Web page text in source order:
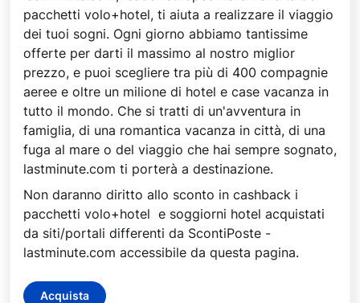
pacchetti volo+hotel, ti aiuta a realizzare il viaggio
dei tuoi sogni. Ogni giorno abbiamo tantissime
offerte per darti il massimo al nostro miglior
prezzo, e puoi scegliere tra più di 400 compagnie
aeree e oltre un milione di hotel e case vacanza in
tutto il mondo. Che si tratti di un'avventura in
famiglia, di una romantica vacanza in città, di una
fuga al mare o del viaggio che hai sempre sognato,
lastminute.com ti porterà a destinazione.
Non daranno diritto allo sconto in cashback i
pacchetti volo+hotel e soggiorni hotel acquistati
da siti/portali differenti da ScontiPoste -
lastminute.com accessibile da questa pagina.
Acquista